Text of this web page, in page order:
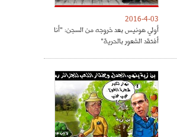
2016-4-03
أولي هونيس بعد خروجه من السجن: "أنا
أفتقد الشعور بالحرية"